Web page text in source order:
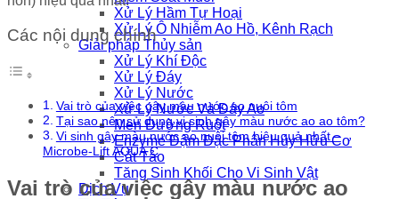
Xử Lý Hầm Tự Hoại
Xử Lý Ô Nhiễm Ao Hồ, Kênh Rạch
Giải pháp Thủy sản
Xử Lý Khí Độc
Xử Lý Đáy
Xử Lý Nước
Xử Lý Nước Và Đáy Ao
Men Đường Ruột
Enzyme Đậm Đặc Phân Hủy Hữu Cơ
Cắt Tảo
Tăng Sinh Khối Cho Vi Sinh Vật
Dịch Vụ
Các nội dung chính
Vai trò của việc gây màu nước ao nuôi tôm
Tại sao nên sử dụng vi sinh gây màu nước ao ao tôm?
Vi sinh gây màu nước ao nuôi tôm hiệu quả nhất –
Microbe-Lift AQUA C
Vai trò của việc gây màu nước ao